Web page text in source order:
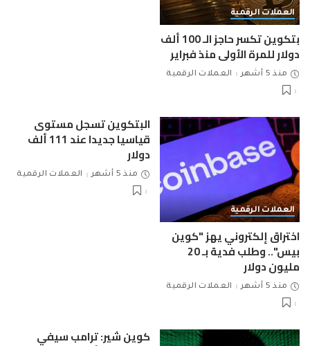
العملات الرقمية
بتكوين تكسر حاجز الـ 100 ألف
دولار للمرة الأولى منذ فبراير
منذ 5 أشهر العملات الرقمية
العملات الرقمية
اختراق إلكتروني يهز "كوين
بيس".. وطلب فدية بـ 20
مليون دولار
منذ 5 أشهر العملات الرقمية
البتكوين تسجل مستوى
قياسيا جديدا عند 111 ألف
دولار
منذ 5 أشهر العملات الرقمية
كوين شير: ترامب سيفي